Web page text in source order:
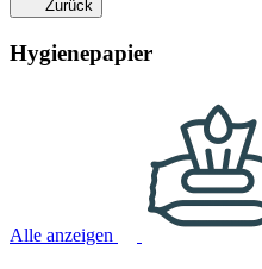
Zurück
Hygienepapier
Alle anzeigen